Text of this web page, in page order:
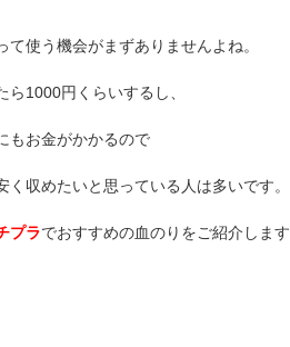
て使う機会がまずありませんよね。
ら1000円くらいするし、
もお金がかかるので
く収めたいと思っている人は多いです。
プラでおすすめの血のりをご紹介します